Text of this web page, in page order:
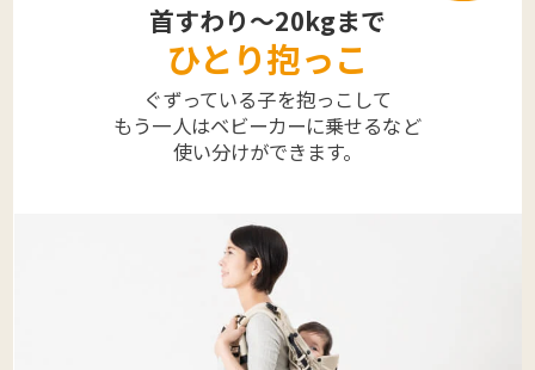
首すわり～20kgまで
ひとり抱っこ
ぐずっている子を抱っこして
もう一人はベビーカーに乗せるなど
使い分けができます。